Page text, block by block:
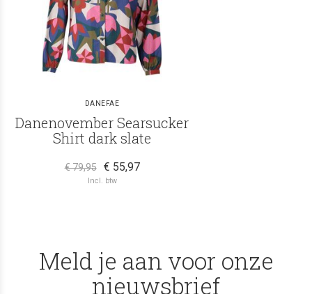
DANEFAE
Danenovember Searsucker
Shirt dark slate
€ 79,95 € 55,97
Incl. btw
Meld je aan voor onze
nieuwsbrief